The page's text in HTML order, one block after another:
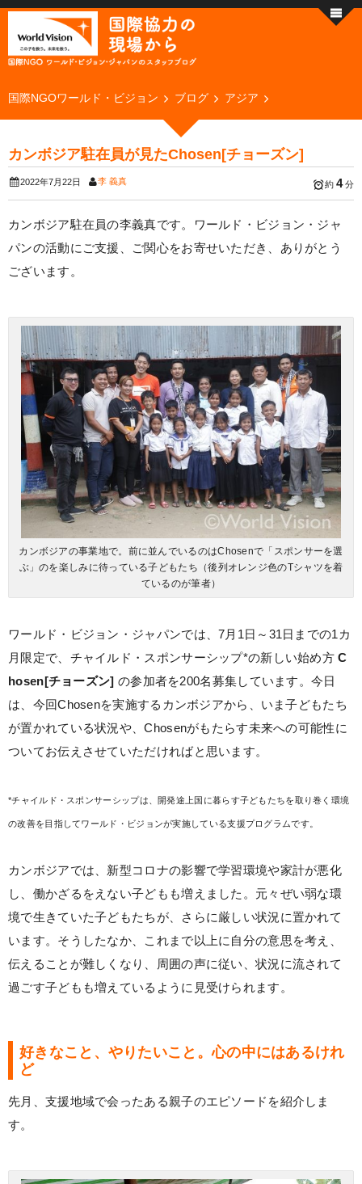
国際NGOワールド・ビジョン ブログ アジア
カンボジア駐在員が見たChosen[チョーズン]
2022年7月22日 李 義真 約 4分
カンボジア駐在員の李義真です。ワールド・ビジョン・ジャ
パンの活動にご支援、ご関心をお寄せいただき、ありがとう
ございます。
カンボジアの事業地で。前に並んでいるのはChosenで「スポンサーを選
ぶ」のを楽しみに待っている子どもたち（後列オレンジ色のTシャツを着
ているのが筆者）
ワールド・ビジョン・ジャパンでは、7月1日～31日までの1カ
月限定で、チャイルド・スポンサーシップ*の新しい始め方 C
hosen[チョーズン] の参加者を200名募集しています。今日
は、今回Chosenを実施するカンボジアから、いま子どもたち
が置かれている状況や、Chosenがもたらす未来への可能性に
ついてお伝えさせていただければと思います。
*チャイルド・スポンサーシップは、開発途上国に暮らす子どもたちを取り巻く環境
の改善を目指してワールド・ビジョンが実施している支援プログラムです。
カンボジアでは、新型コロナの影響で学習環境や家計が悪化
し、働かざるをえない子どもも増えました。元々ぜい弱な環
境で生きていた子どもたちが、さらに厳しい状況に置かれて
います。そうしたなか、これまで以上に自分の意思を考え、
伝えることが難しくなり、周囲の声に従い、状況に流されて
過ごす子どもも増えているように見受けられます。
好きなこと、やりたいこと。心の中にはあるけれ
ど
先月、支援地域で会ったある親子のエピソードを紹介しま
す。